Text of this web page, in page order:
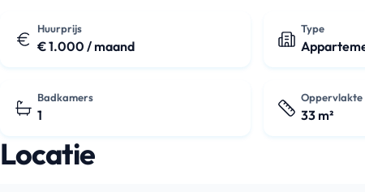
Huurprijs
€ 1.000 / maand
Type
Badkamers
1
Oppervlakte
33 m²
Locatie